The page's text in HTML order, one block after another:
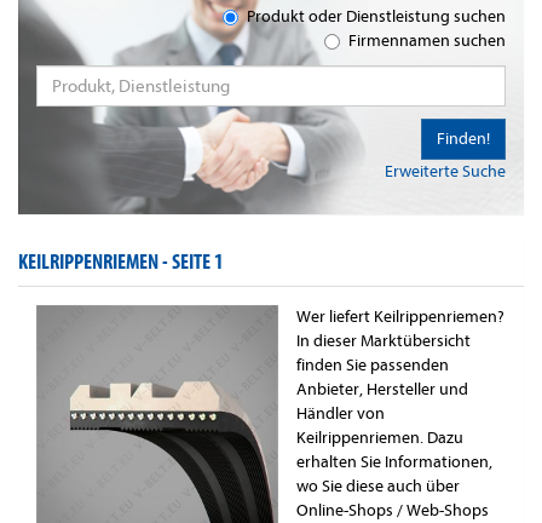
Produkt oder Dienstleistung suchen
Firmennamen suchen
Erweiterte Suche
Finden!
KEILRIPPENRIEMEN -SEITE 1
Wer liefert Keilrippenriemen?
In dieser Marktübersicht
finden Sie passenden
Anbieter, Hersteller und
Händler von
Keilrippenriemen. Dazu
erhalten Sie Informationen,
wo Sie diese auch über
Online-Shops / Web-Shops